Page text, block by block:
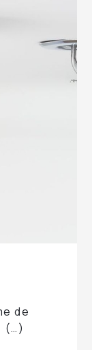
de
(…)